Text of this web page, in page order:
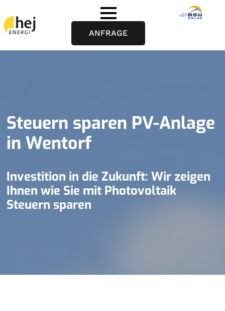
ANFRAGE
Steuern sparen PV-Anlage
in Wentorf
Investition in die Zukunft: Wir zeigen
Ihnen wie Sie mit Photovoltaik
Steuern sparen